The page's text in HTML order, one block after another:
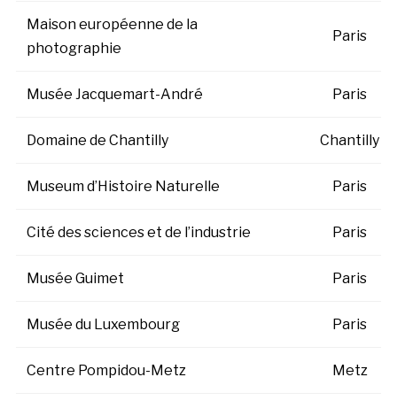
Maison européenne de la
photographie
Paris
Musée Jacquemart-André Paris
Domaine de Chantilly Chantilly
Museum d’Histoire Naturelle Paris
Cité des sciences et de l’industrie Paris
Musée Guimet Paris
Musée du Luxembourg Paris
Centre Pompidou-Metz Metz